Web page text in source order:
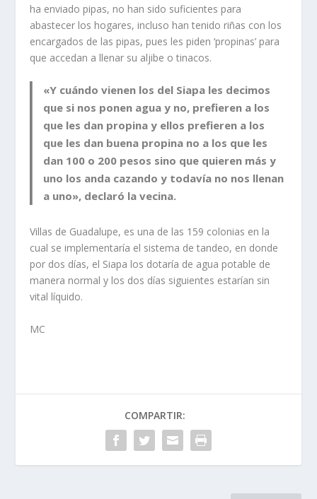
ha enviado pipas, no han sido suficientes para
abastecer los hogares, incluso han tenido riñas con los
encargados de las pipas, pues les piden ‘propinas’ para
que accedan a llenar su aljibe o tinacos.
«Y cuándo vienen los del Siapa les decimos
que si nos ponen agua y no, prefieren a los
que les dan propina y ellos prefieren a los
que les dan buena propina no a los que les
dan 100 o 200 pesos sino que quieren más y
uno los anda cazando y todavía no nos llenan
a uno», declaró la vecina.
Villas de Guadalupe, es una de las 159 colonias en la
cual se implementaría el sistema de tandeo, en donde
por dos días, el Siapa los dotaría de agua potable de
manera normal y los dos días siguientes estarían sin
vital líquido.
MC
COMPARTIR: